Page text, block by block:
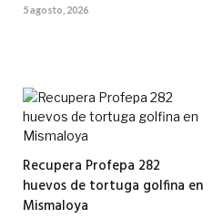
5 agosto, 2026
Recupera Profepa 282
huevos de tortuga golfina en
Mismaloya